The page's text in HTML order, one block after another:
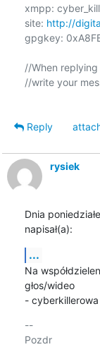
xmpp:
site: http://
gpgkey:
//When
//write your
Reply
rysiek
Dnia
napisał(a):
...
Na
głos/wideo
-
--
Pozdr